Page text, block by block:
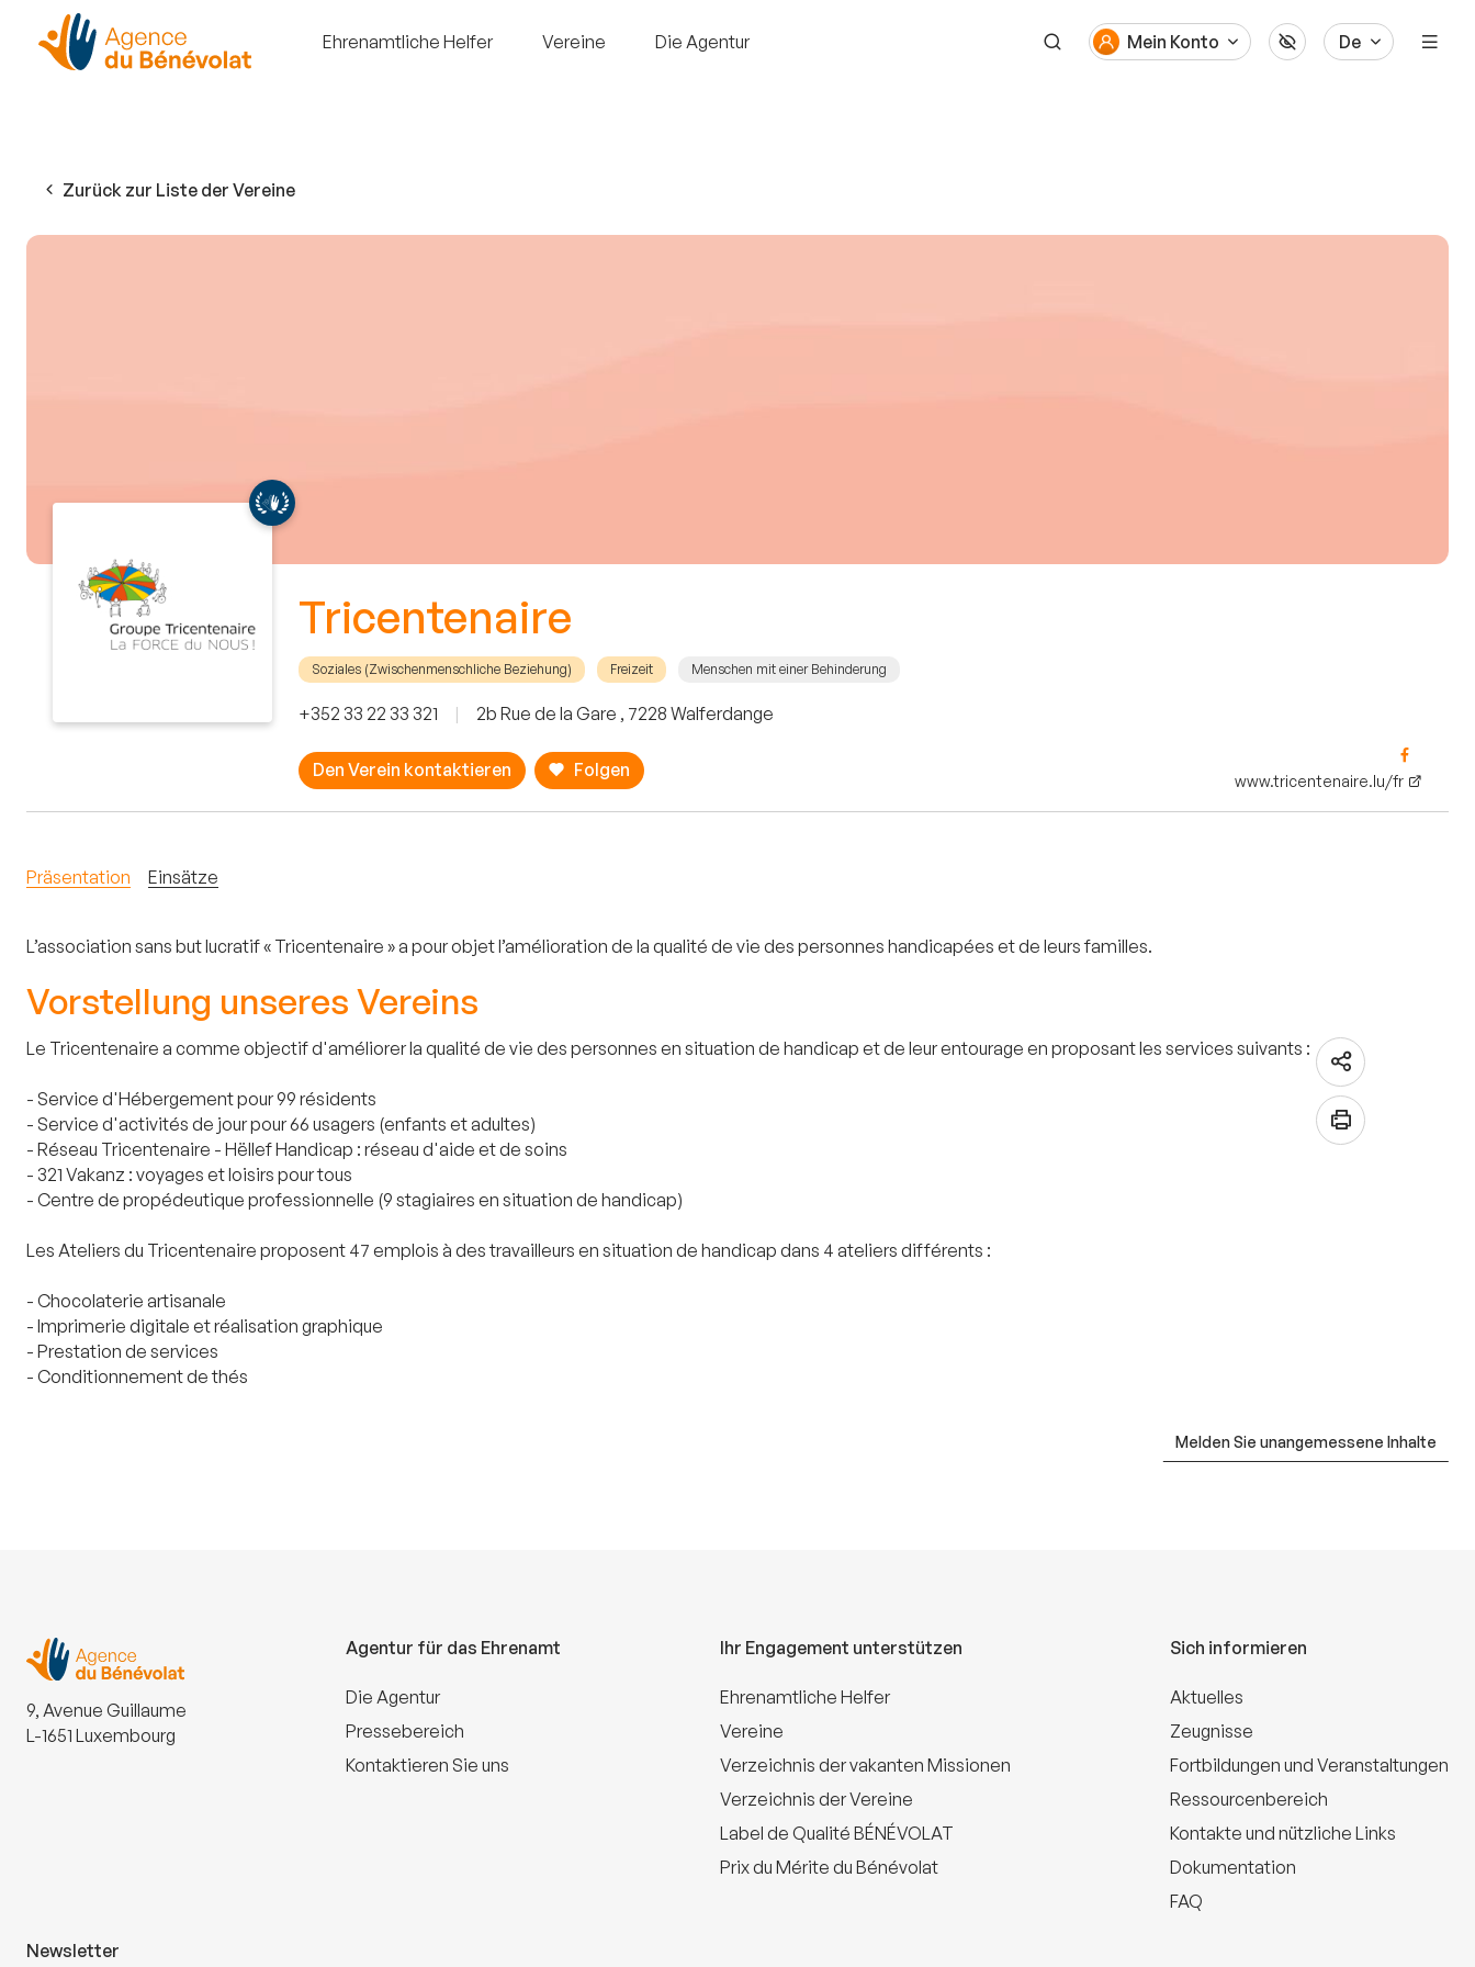
Ehrenamtliche Helfer Vereine Die Agentur Mein Konto De
Zurück zur Liste der Vereine
Tricentenaire
Soziales (Zwischenmenschliche Beziehung) Freizeit Menschen mit einer Behinderung
+352 33 22 33 321 | 2b Rue de la Gare , 7228 Walferdange
Den Verein kontaktieren Folgen www.tricentenaire.lu/fr
Präsentation Einsätze
L’association sans but lucratif « Tricentenaire » a pour objet l’amélioration de la qualité de vie des personnes handicapées et de leurs familles.
Vorstellung unseres Vereins
Le Tricentenaire a comme objectif d'améliorer la qualité de vie des personnes en situation de handicap et de leur entourage en proposant les services suivants :
- Service d'Hébergement pour 99 résidents
- Service d'activités de jour pour 66 usagers (enfants et adultes)
- Réseau Tricentenaire - Hëllef Handicap : réseau d'aide et de soins
- 321 Vakanz : voyages et loisirs pour tous
- Centre de propédeutique professionnelle (9 stagiaires en situation de handicap)
Les Ateliers du Tricentenaire proposent 47 emplois à des travailleurs en situation de handicap dans 4 ateliers différents :
- Chocolaterie artisanale
- Imprimerie digitale et réalisation graphique
- Prestation de services
- Conditionnement de thés
Melden Sie unangemessene Inhalte
9, Avenue Guillaume
L-1651 Luxembourg
Agentur für das Ehrenamt
Die Agentur
Pressebereich
Kontaktieren Sie uns
Ihr Engagement unterstützen
Ehrenamtliche Helfer
Vereine
Verzeichnis der vakanten Missionen
Verzeichnis der Vereine
Label de Qualité BÉNÉVOLAT
Prix du Mérite du Bénévolat
Sich informieren
Aktuelles
Zeugnisse
Fortbildungen und Veranstaltungen
Ressourcenbereich
Kontakte und nützliche Links
Dokumentation
FAQ
Newsletter